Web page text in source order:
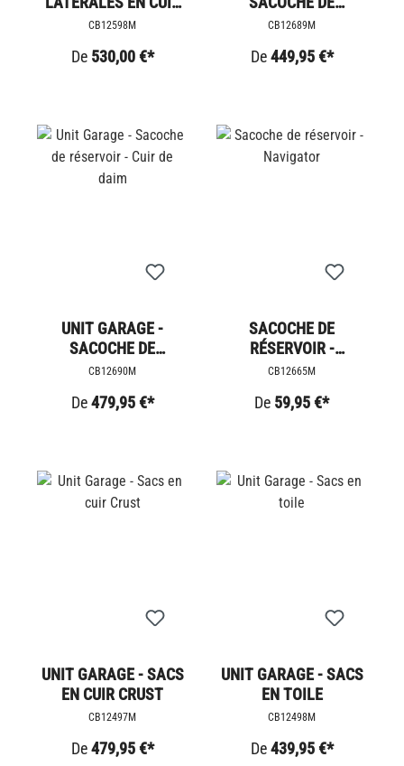
MUD
CB12598M
De 530,00 €*
RÉSERVOIR - CANVAS
CB12689M
De449,95 €*
UNIT GARAGE -
SACOCHE DE
RÉSERVOIR - CUIR DE
CB12690M
De479,95 €*
SACOCHE DE
RÉSERVOIR -
NAVIGATOR
CB12665M
De 59,95 €*
UNIT GARAGE - SACS
EN CUIR CRUST
CB12497M
De479,95 €*
UNIT GARAGE - SACS
EN TOILE
CB12498M
De439,95 €*